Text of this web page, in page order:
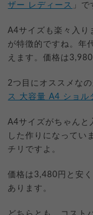
ザー レディース 」で
A4サイズも楽々入り
が特徴的ですね。年
えます。価格は
2つ目にオススメなの
ス 大容量 A4 ショル
A4サイズがちゃんと
した作りになってい
チリですよ。
価格は3,480円と安
あります。